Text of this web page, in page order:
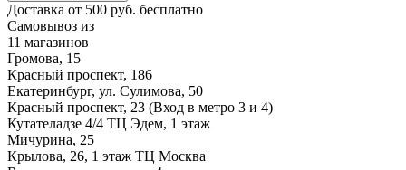
Доставка от 500 руб. бесплатно
Самовывоз из
11 магазинов
Громова, 15
Красный проспект, 186
Екатеринбург, ул. Сулимова, 50
Красный проспект, 23 (Вход в метро 3 и 4)
Кутателадзе 4/4 ТЦ Эдем, 1 этаж
Мичурина, 25
Крылова, 26, 1 этаж ТЦ Москва